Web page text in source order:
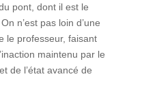
pont, dont il est le
n’est pas loin d’une
le professeur, faisant
maintenu par le
de l’état avancé de